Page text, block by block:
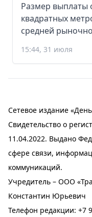
Размер выплаты
квадратных
средней
15:44, 31 июля
Сетевое издание
Свидетельство о
11.04.2022. Выдано
сфере связи,
коммуникаций.
Учредитель – ООО
Константин Юрьевич
Телефон редакции: +7